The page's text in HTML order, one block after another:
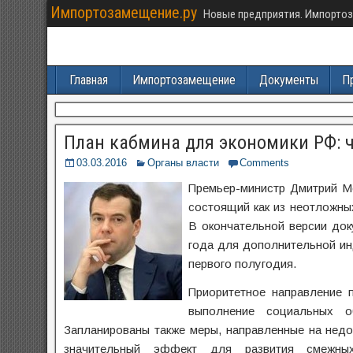
Импортозамещение.ру Новые предприятия.
Главная Импортозамещение Документы
План кабмина для экономики РФ:
03.03.2016 Органы власти Comments
Премьер-министр Дмитрий
состоящий как из
В окончательной версии
года для дополнительной
первого полугодия.
Приоритетное
выполнение социальных
Запланированы также меры, направленные на
значительный эффект для развития